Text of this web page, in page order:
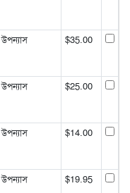
উপন্যাস $35.00
উপন্যাস $25.00
উপন্যাস $14.00
উপন্যাস $19.95